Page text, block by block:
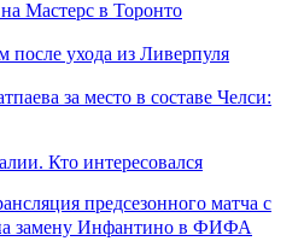
Мастерс в Торонто
после ухода из Ливерпуля
за место в составе Челси:
Кто интересовался
замену Инфантино в ФИФА
предсезонного матча с